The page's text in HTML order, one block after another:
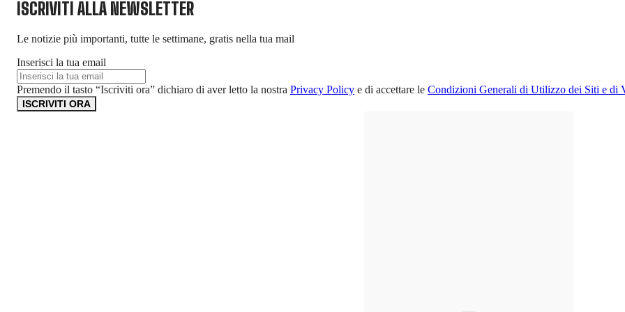
ISCRIVITI ALLA NEWSLETTER
Le notizie più importanti, tutte le settimane, gratis nella tua mail
Inserisci la tua email
Premendo il tasto “Iscriviti ora” dichiaro di aver letto la nostra Privacy Policy e di accettare le Condizioni Generali di Utilizzo dei Siti e di
ISCRIVITI ORA